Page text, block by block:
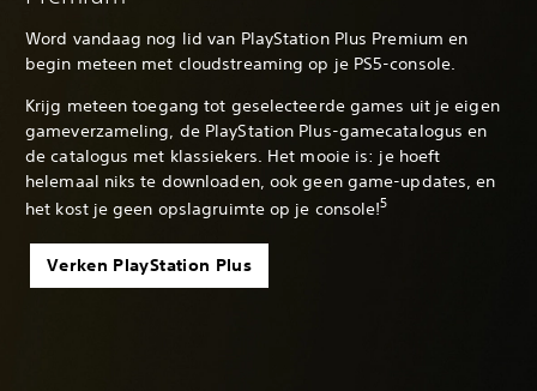
Word vandaag nog lid van PlayStation Plus Premium en
begin meteen met cloudstreaming op je PS5-console.
Krijg meteen toegang tot geselecteerde games uit je eigen
gameverzameling, de PlayStation Plus-gamecatalogus en
de catalogus met klassiekers. Het mooie is: je hoeft
helemaal niks te downloaden, ook geen game-updates, en
het kost je geen opslagruimte op je console!5
Verken PlayStation Plus